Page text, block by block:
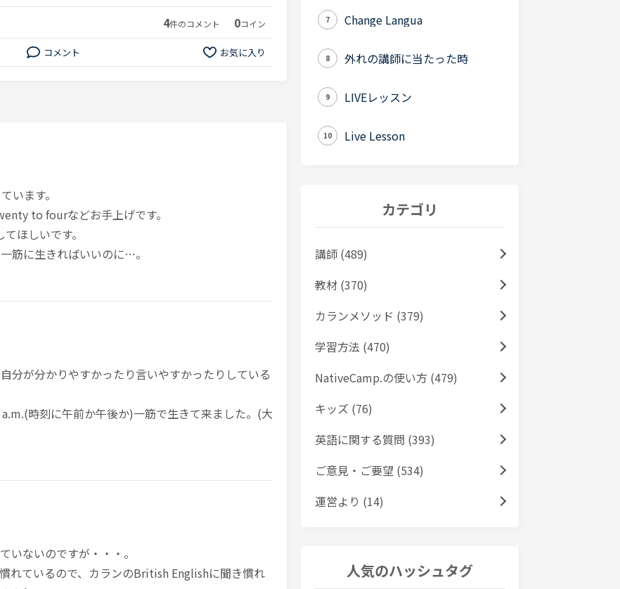
4件のコメント 0コイン
コメント お気に入り
います。
to fourなどお手上げです。
ほしいです。
筋に生きればいいのに…。
分が分かりやすかったり言いやすかったりしている
時刻に午前か午後か)一筋で生きて来ました。(大
いないのですが・・・。
れているので、カランのBritish Englishに聞き慣れ
7 Change Langua
8 外れの講師に当たった時
9 LIVEレッスン
10 Live Lesson
カテゴリ
講師 (489)
教材 (370)
カランメソッド (379)
学習方法 (470)
NativeCamp.の使い方 (479)
キッズ (76)
英語に関する質問 (393)
ご意見・ご要望 (534)
運営より (14)
人気のハッシュタグ